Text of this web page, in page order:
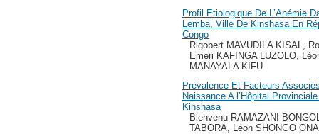
Profil Etiologique De L’Anémie
Lemba, Ville De Kinshasa En
Congo
Rigobert MAVUDILA KISAL,
Emeri KAFINGA LUZOLO,
MANAYALA KIFU
Prévalence Et Facteurs
Naissance A l’Hôpital
Kinshasa
Bienvenu RAMAZANI
TABORA, Léon SHONGO